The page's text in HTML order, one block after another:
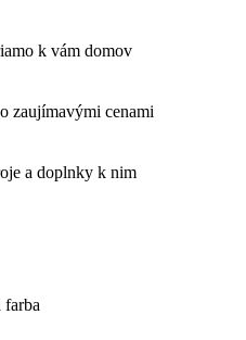
k vám domov
zaujímavými cenami
a doplnky k nim